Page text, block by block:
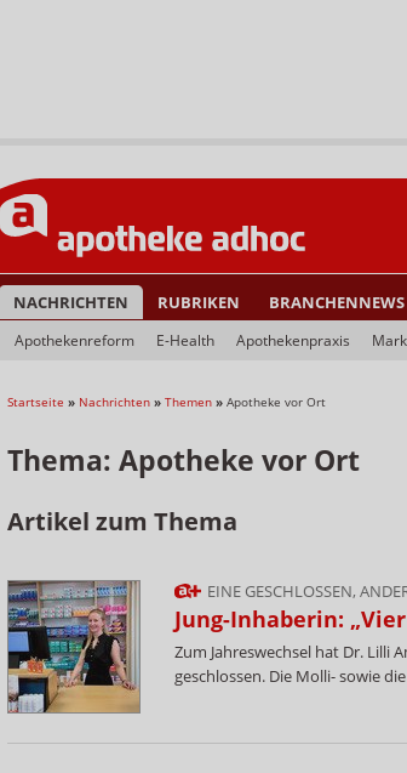
NACHRICHTEN RUBRIKEN BRANCHENNEWS
Apothekenreform E-Health Apothekenpraxis
Startseite » Nachrichten » Themen » Apotheke vor Ort
Thema: Apotheke vor Ort
Artikel zum Thema
EINE GESCHLOSSEN,
Jung-Inhaberin:
Zum Jahreswechsel hat Dr. Lilli
geschlossen. Die Molli- sowie